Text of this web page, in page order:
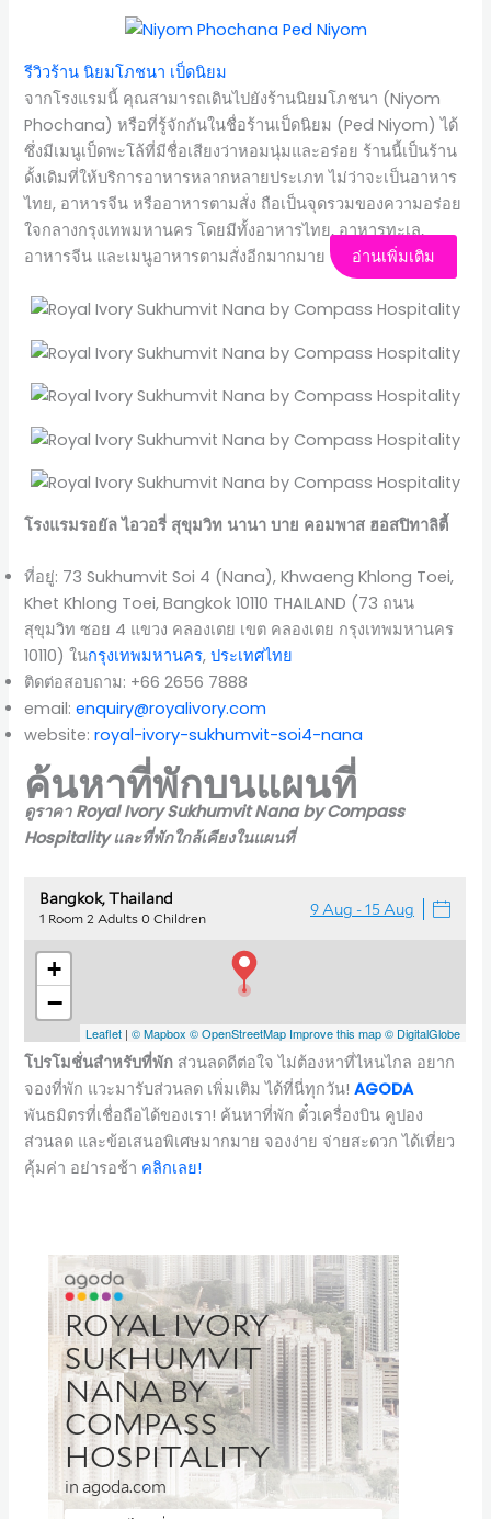
รีวิวร้าน นิยมโภชนา เป็ดนิยม
จากโรงแรมนี้ คุณสามารถเดินไปยังร้านนิยมโภชนา (Niyom
Phochana) หรือที่รู้จักกันในชื่อร้านเป็ดนิยม (Ped Niyom) ได้
ซึ่งมีเมนูเป็ดพะโล้ที่มีชื่อเสียงว่าหอมนุ่มและอร่อย ร้านนี้เป็นร้าน
ดั้งเดิมที่ให้บริการอาหารหลากหลายประเภท ไม่ว่าจะเป็นอาหาร
ไทย, อาหารจีน หรืออาหารตามสั่ง ถือเป็นจุดรวมของความอร่อย
ใจกลางกรุงเทพมหานคร โดยมีทั้งอาหารไทย, อาหารทะเล,
อาหารจีน และเมนูอาหารตามสั่งอีกมากมาย
อ่านเพิ่มเติม
โรงแรมรอยัล ไอวอรี่ สุขุมวิท นานา บาย คอมพาส ฮอสปิทาลิตี้
ที่อยู่: 73 Sukhumvit Soi 4 (Nana), Khwaeng Khlong Toei,
Khet Khlong Toei, Bangkok 10110 THAILAND (73 ถนน
สุขุมวิท ซอย 4 แขวง คลองเตย เขต คลองเตย กรุงเทพมหานคร
10110) ในกรุงเทพมหานคร,ประเทศไทย
ติดต่อสอบถาม: +66 2656 7888
email:enquiry@royalivory.com
website:royal-ivory-sukhumvit-soi4-nana
ค้นหาที่พักบนแผนที่
ดูราคา Royal Ivory Sukhumvit Nana by Compass
Hospitality และที่พักใกล้เคียงในแผนที่
โปรโมชั่นสำหรับที่พัก ส่วนลดดีต่อใจ ไม่ต้องหาที่ไหนไกล อยาก
จองที่พัก แวะมารับส่วนลด เพิ่มเติม ได้ที่นี่ทุกวัน!AGODA
พันธมิตรที่เชื่อถือได้ของเรา! ค้นหาที่พัก ตั๋วเครื่องบิน คูปอง
ส่วนลด และข้อเสนอพิเศษมากมาย จองง่าย จ่ายสะดวก ได้เที่ยว
คุ้มค่า อย่ารอช้า คลิกเลย!